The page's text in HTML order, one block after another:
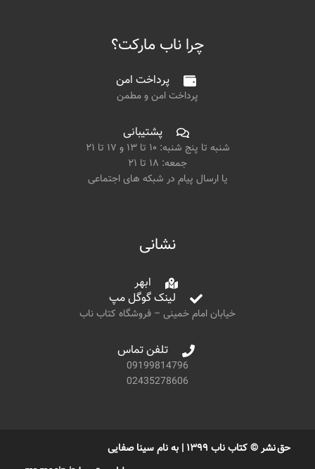
چرا ناب مارکت؟
پرداخت امن
پرداخت امن و مطمن
پشتیبانی
شنبه تا پنج شنبه: ۱۰ تا ۱۳ و ۱۷ تا ۲۱
جمعه: ۱۸ تا ۲۱
یا ارسال پیام در شبکه های اجتماعی
نشانی
ابهر
لینک گوگل مپ
خیابان امام خمینی – فروشگاه کتاب ناب
تلفن تماس
09199814796
02435278606
حق نشر © کتاب ناب ۱۳۹۹ | به نام سینا صفایی